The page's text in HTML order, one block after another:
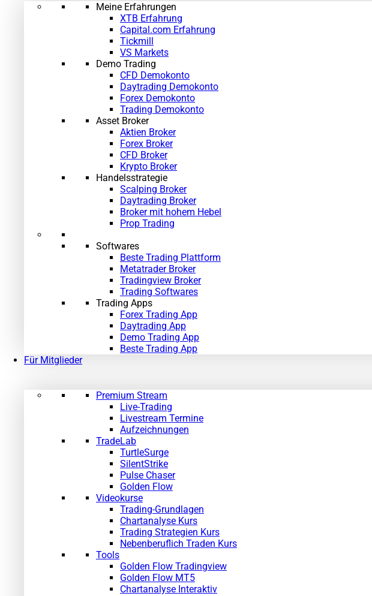
Meine Erfahrungen
XTB Erfahrung
Capital.com Erfahrung
Tickmill
VS Markets
Demo Trading
CFD Demokonto
Daytrading Demokonto
Forex Demokonto
Trading Demokonto
Asset Broker
Aktien Broker
Forex Broker
CFD Broker
Krypto Broker
Handelsstrategie
Scalping Broker
Daytrading Broker
Broker mit hohem Hebel
Prop Trading
Softwares
Beste Trading Plattform
Metatrader Broker
Tradingview Broker
Trading Softwares
Trading Apps
Forex Trading App
Daytrading App
Demo Trading App
Beste Trading App
Für Mitglieder
Premium Stream
Live-Trading
Livestream Termine
Aufzeichnungen
TradeLab
TurtleSurge
SilentStrike
Pulse Chaser
Golden Flow
Videokurse
Trading-Grundlagen
Chartanalyse Kurs
Trading Strategien Kurs
Nebenberuflich Traden Kurs
Tools
Golden Flow Tradingview
Golden Flow MT5
Chartanalyse Interaktiv